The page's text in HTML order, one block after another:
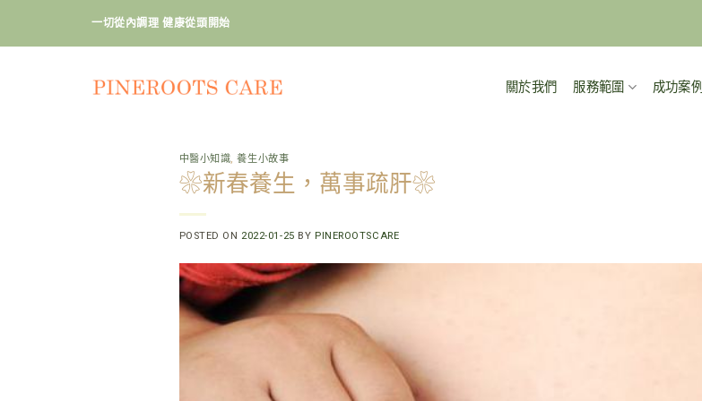
一切從內調理 健康從頭開始
關於我們 服務範圍 成功案例
中醫小知識,養生小故事
❀新春養生，萬事疏肝❀
POSTED ON 2022-01-25 BY PINEROOTSCARE